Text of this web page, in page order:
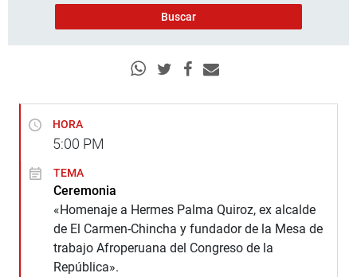
HORA
5:00 PM
TEMA
Ceremonia
«Homenaje a Hermes Palma Quiroz, ex alcalde
de El Carmen-Chincha y fundador de la Mesa de
trabajo Afroperuana del Congreso de la
República».